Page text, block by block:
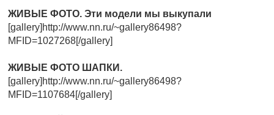
ЖИВЫЕ ФОТО. Эти модели мы выкупали
[gallery]http://www.nn.ru/~gallery86498?
MFID=1027268[/gallery]
ЖИВЫЕ ФОТО ШАПКИ.
[gallery]http://www.nn.ru/~gallery86498?
MFID=1107684[/gallery]